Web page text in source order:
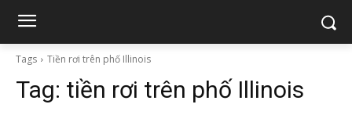
Tags Tiền rơi trên phố Illinois
Tag: tiền rơi trên phố Illinois